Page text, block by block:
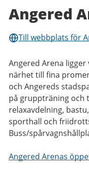
Angered
Till webbplats för
Angered Arena
närhet till fina
och Angereds
på gruppträning och
relaxavdelning,
sporthall och
Buss/
Angered Arenas